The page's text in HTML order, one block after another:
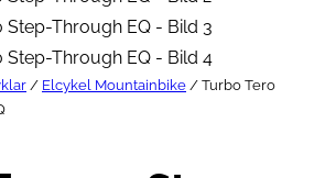
/ Elcykel Mountainbike / Turbo Tero